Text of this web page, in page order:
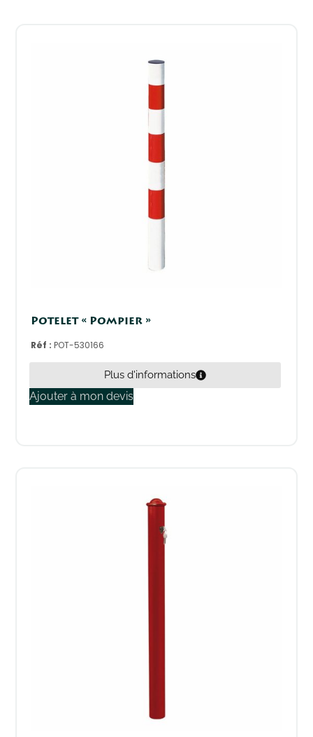
Potelet « Pompier »
Réf :POT-530166
Plus d'informations
Ajouter à mon devis